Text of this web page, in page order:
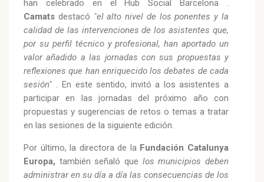
han celebrado en el Hub Social Barcelona .
Camats destacó "el alto nivel de los ponentes y la
calidad de las intervenciones de los asistentes que,
por su perfil técnico y profesional, han aportado un
valor añadido a las jornadas con sus propuestas y
reflexiones que han enriquecido los debates de cada
sesión" .En este sentido, invitó a los asistentes a
participar en las jornadas del próximo año con
propuestas y sugerencias de retos o temas a tratar
en las sesiones de la siguiente edición.
Por último, la directora de laFundación Catalunya
Europa, también señaló que los municipios deben
administrar en su día a día las consecuencias de los